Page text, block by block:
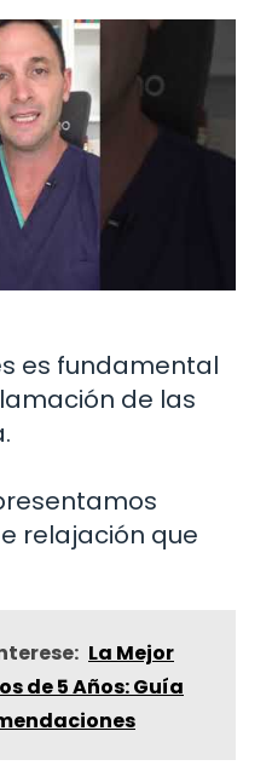
es fundamental
de las
relajación que
La Mejor
de 5 Años: Guía